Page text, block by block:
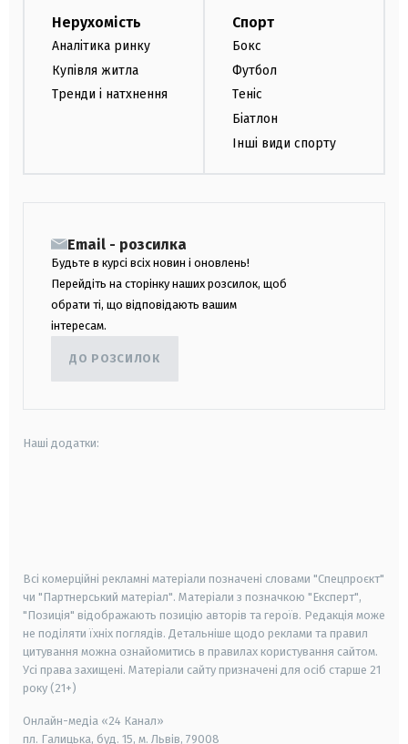
Нерухомість
Аналітика ринку
Купівля житла
Тренди і натхнення
Спорт
Бокс
Футбол
Теніс
Біатлон
Інші види спорту
Email - розсилка
Будьте в курсі всіх новин і оновлень!
Перейдіть на сторінку наших розсилок, щоб
обрати ті, що відповідають вашим
інтересам.
ДО РОЗСИЛОК
Наші додатки:
Всі комерційні рекламні матеріали позначені словами "Спецпроєкт"
чи "Партнерський матеріал". Матеріали з позначкою "Експерт",
"Позиція" відображають позицію авторів та героїв. Редакція може
не поділяти їхніх поглядів. Детальніше щодо реклами та правил
цитування можна ознайомитись в правилах користування сайтом.
Усі права захищені. Матеріали сайту призначені для осіб старше 21
року (21+)
Онлайн-медіа «24 Канал»
пл. Галицька, буд. 15, м. Львів, 79008